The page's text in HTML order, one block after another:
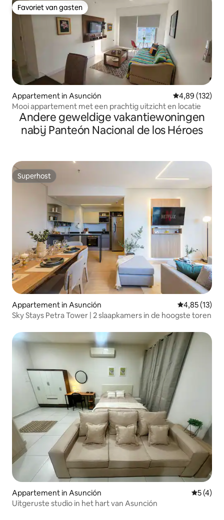
Favoriet van gasten
Favoriet van gasten
Appartement in Asunción Gemiddelde
4,89 (132)
Mooi appartement met een prachtig uitzicht en locatie
Andere geweldige vakantiewoningen
nabij Panteón Nacional de los Héroes
Superhost
Superhost
Appartement in Asunción Gemiddelde
4,85 (13)
Sky Stays Petra Tower | 2 slaapkamers in de hoogste toren
Appartement in Asunción
5 (4)
Uitgeruste studio in het hart van Asunción